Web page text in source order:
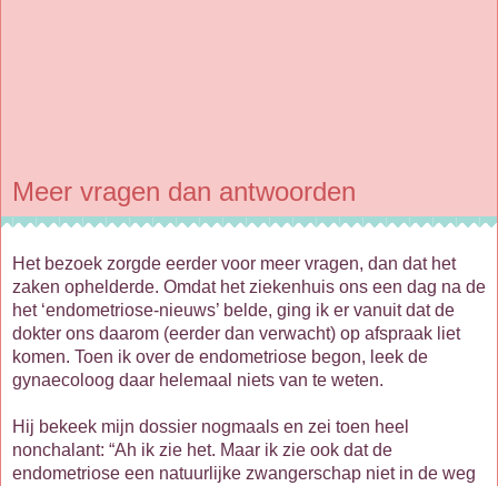
Meer vragen dan antwoorden
Het bezoek zorgde eerder voor meer vragen, dan dat het
zaken ophelderde. Omdat het ziekenhuis ons een dag na de
het ‘endometriose-nieuws’ belde, ging ik er vanuit dat de
dokter ons daarom (eerder dan verwacht) op afspraak liet
komen. Toen ik over de endometriose begon, leek de
gynaecoloog daar helemaal niets van te weten.
Hij bekeek mijn dossier nogmaals en zei toen heel
nonchalant: “Ah ik zie het. Maar ik zie ook dat de
endometriose een natuurlijke zwangerschap niet in de weg